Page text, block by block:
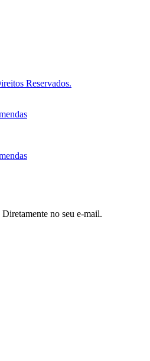
Reservados.
no seu e-mail.